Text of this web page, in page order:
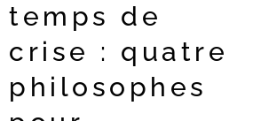
temps de
crise : quatre
philosophes